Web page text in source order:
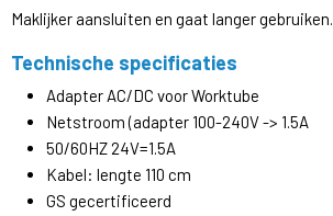
250,00 Kg
10 x 5,50 x 7 cm
Maklijker aansluiten en gaat langer gebruiken.
Technische specificaties
Adapter AC/DC voor Worktube
Netstroom (adapter 100-240V -> 1.5A
50/60HZ 24V=1.5A
Kabel: lengte 110 cm
GS gecertificeerd